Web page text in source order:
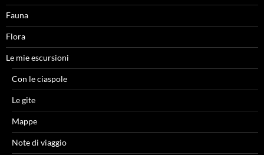
Fauna
Flora
Le mie escursioni
Con le ciaspole
Le gite
Mappe
Note di viaggio